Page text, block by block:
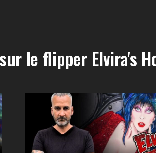
le flipper Elvira's